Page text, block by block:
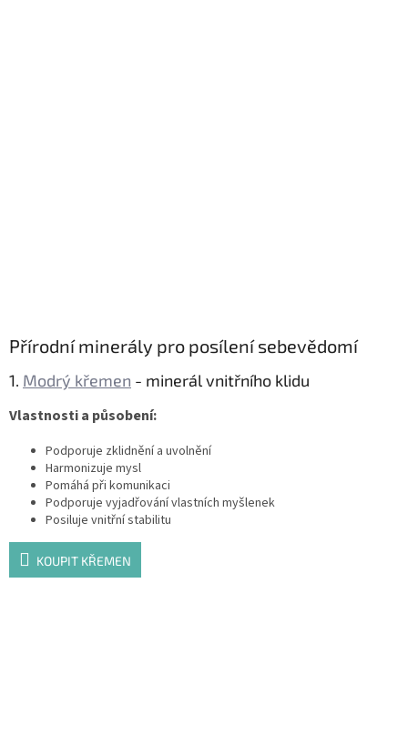
Přírodní minerály pro posílení sebevědomí
1. Modrý křemen - minerál vnitřního klidu
Vlastnosti a působení:
Podporuje zklidnění a uvolnění
Harmonizuje mysl
Pomáhá při komunikaci
Podporuje vyjadřování vlastních myšlenek
Posiluje vnitřní stabilitu
KOUPIT KŘEMEN